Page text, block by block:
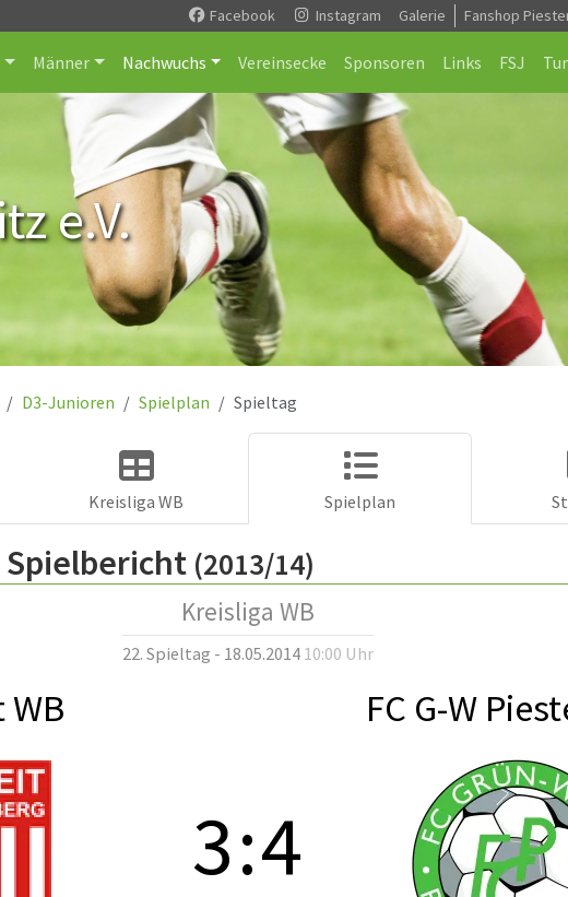
Facebook Instagram Galerie Fanshop
Männer Nachwuchs Vereinsecke Sponsoren Links FSJ
e.V.
D3-Junioren Spielplan Spieltag
Kreisliga WB Spielplan
Spielbericht (2013/14)
Kreisliga WB
22. Spieltag - 18.05.2014 10:00 Uhr
FC G-W
3:4